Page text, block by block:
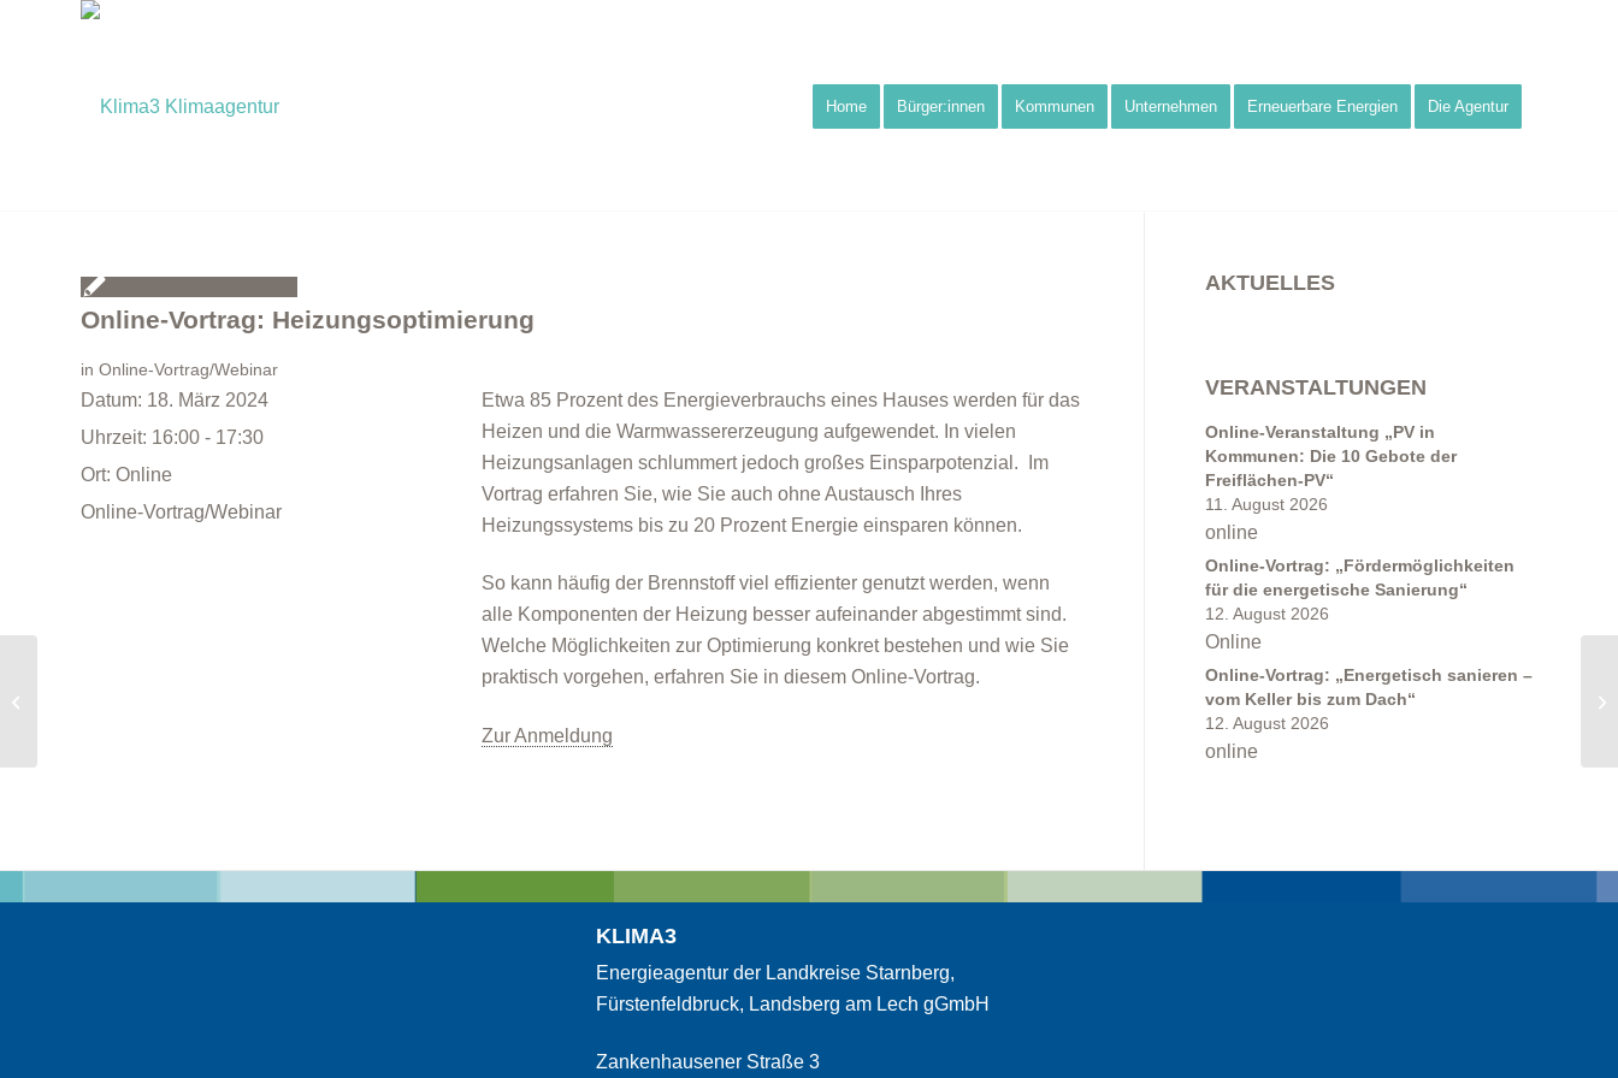
Home Bürger:innen Kommunen Unternehmen Erneuerbare Energien Die Agentur
Online-Vortrag: Heizungsoptimierung
in Online-Vortrag/Webinar
Datum: 18. März 2024
Uhrzeit: 16:00 - 17:30
Ort: Online
Online-Vortrag/Webinar
Etwa 85 Prozent des Energieverbrauchs eines Hauses werden für das
Heizen und die Warmwassererzeugung aufgewendet. In vielen
Heizungsanlagen schlummert jedoch großes Einsparpotenzial. Im
Vortrag erfahren Sie, wie Sie auch ohne Austausch Ihres
Heizungssystems bis zu 20 Prozent Energie einsparen können.
So kann häufig der Brennstoff viel effizienter genutzt werden, wenn
alle Komponenten der Heizung besser aufeinander abgestimmt sind.
Welche Möglichkeiten zur Optimierung konkret bestehen und wie Sie
praktisch vorgehen, erfahren Sie in diesem Online-Vortrag.
Zur Anmeldung
AKTUELLES
VERANSTALTUNGEN
Online-Veranstaltung „PV in
Kommunen: Die 10 Gebote der
Freiflächen-PV“
11. August 2026
online
Online-Vortrag: „Fördermöglichkeiten
für die energetische Sanierung“
12. August 2026
Online
Online-Vortrag: „Energetisch sanieren –
vom Keller bis zum Dach“
12. August 2026
online
KLIMA3
Energieagentur der Landkreise Starnberg,
Fürstenfeldbruck, Landsberg am Lech gGmbH
Zankenhausener Straße 3